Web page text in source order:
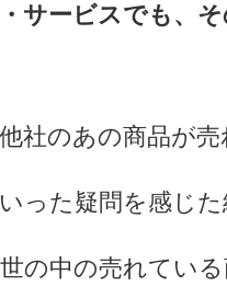
サービスでも、
社のあの商品が
った疑問を感じ
の中の売れてい